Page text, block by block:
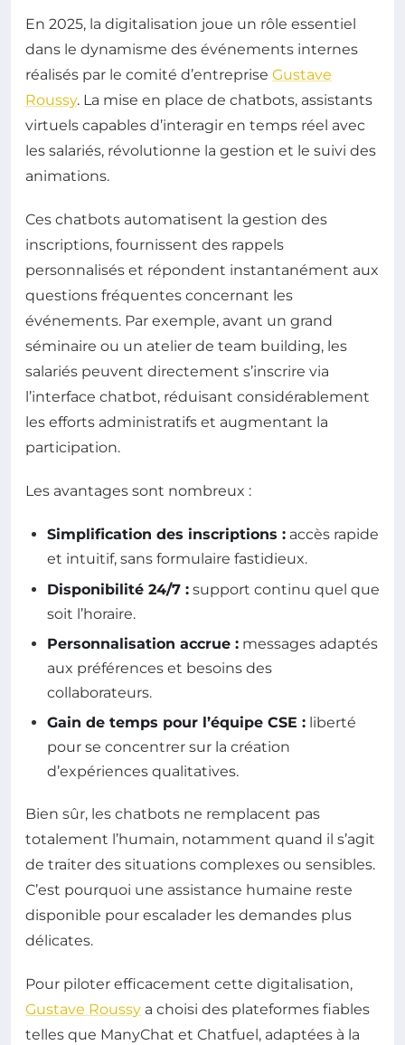
En 2025, la digitalisation joue un rôle essentiel
dans le dynamisme des événements internes
réalisés par le comité d’entreprise Gustave
Roussy. La mise en place de chatbots, assistants
virtuels capables d’interagir en temps réel avec
les salariés, révolutionne la gestion et le suivi des
animations.
Ces chatbots automatisent la gestion des
inscriptions, fournissent des rappels
personnalisés et répondent instantanément aux
questions fréquentes concernant les
événements. Par exemple, avant un grand
séminaire ou un atelier de team building, les
salariés peuvent directement s’inscrire via
l’interface chatbot, réduisant considérablement
les efforts administratifs et augmentant la
participation.
Les avantages sont nombreux :
Simplification des inscriptions : accès rapide
et intuitif, sans formulaire fastidieux.
Disponibilité 24/7 : support continu quel que
soit l’horaire.
Personnalisation accrue : messages adaptés
aux préférences et besoins des
collaborateurs.
Gain de temps pour l’équipe CSE : liberté
pour se concentrer sur la création
d’expériences qualitatives.
Bien sûr, les chatbots ne remplacent pas
totalement l’humain, notamment quand il s’agit
de traiter des situations complexes ou sensibles.
C’est pourquoi une assistance humaine reste
disponible pour escalader les demandes plus
délicates.
Pour piloter efficacement cette digitalisation,
Gustave Roussy a choisi des plateformes fiables
telles que ManyChat et Chatfuel, adaptées à la